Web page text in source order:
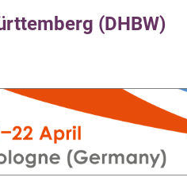
(DHBW)